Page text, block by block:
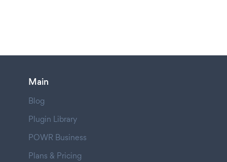
Main
Blog
Plugin Library
POWR Business
Plans & Pricing